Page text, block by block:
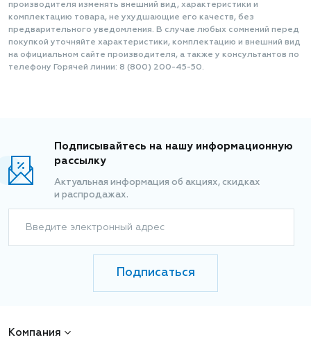
производителя изменять внешний вид, характеристики и
комплектацию товара, не ухудшающие его качеств, без
предварительного уведомления. В случае любых сомнений перед
покупкой уточняйте характеристики, комплектацию и внешний вид
на официальном сайте производителя, а также у консультантов по
телефону Горячей линии: 8 (800) 200-45-50.
Подписывайтесь на нашу информационную
рассылку
Актуальная информация об акциях, скидках
и распродажах.
Введите электронный адрес
Подписаться
Компания